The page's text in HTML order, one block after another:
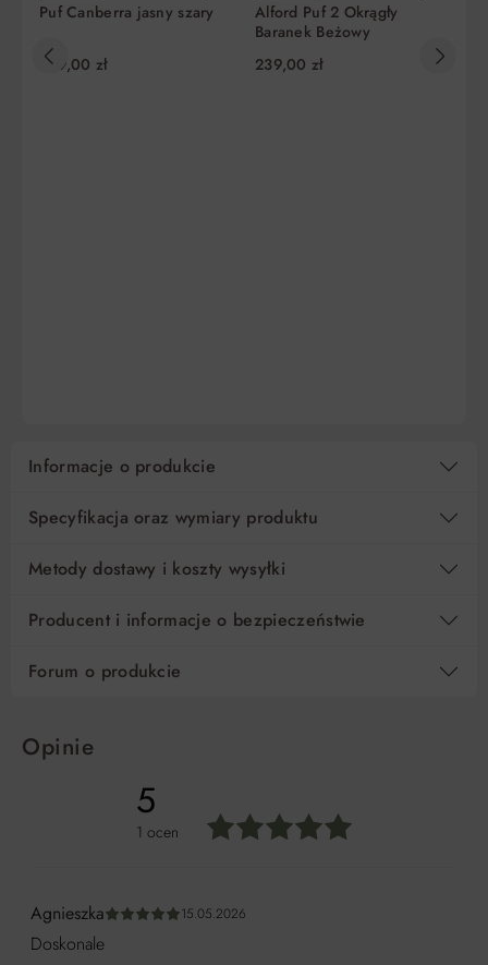
Puf Canberra jasny szary
329,00 zł
Alford Puf 2 Okrągły
Baranek Beżowy
239,00 zł
Informacje o produkcie
Specyfikacja oraz wymiary produktu
Metody dostawy i koszty wysyłki
Producent i informacje o bezpieczeństwie
Forum o produkcie
Opinie
5
1 ocen Średnia ocena 5 z 5 gwiazdek
AgnieszkaŚrednia ocena 5 z 5 gwiazdek
15.05.2026
Doskonale